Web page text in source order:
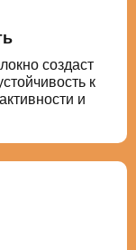
создаст
к
и